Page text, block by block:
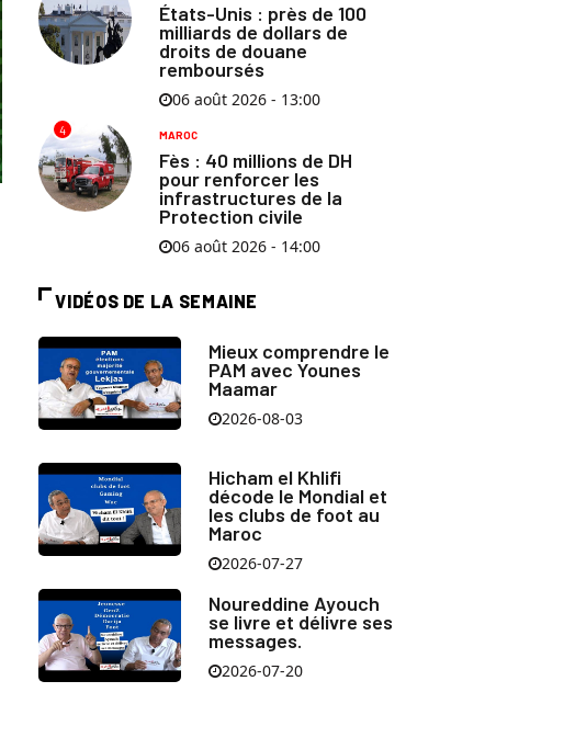
États-Unis : près de 100
milliards de dollars de
droits de douane
remboursés
06 août 2026 - 13:00
4 MAROC
Fès : 40 millions de DH
pour renforcer les
infrastructures de la
Protection civile
06 août 2026 - 14:00
VIDÉOS DE LA SEMAINE
Mieux comprendre le
PAM avec Younes
Maamar
2026-08-03
Hicham el Khlifi
décode le Mondial et
les clubs de foot au
Maroc
2026-07-27
Noureddine Ayouch
se livre et délivre ses
messages.
2026-07-20